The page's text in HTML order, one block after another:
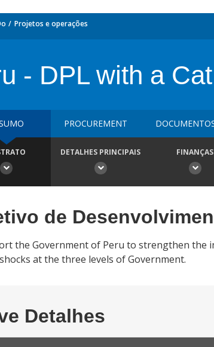
Projetos e operações
- DPL with a
PROCUREMENT
DETALHES PRINCIPAIS FINANÇAS
de
the Government of Peru to strengthen the
at the three levels of Government.
Detalhes